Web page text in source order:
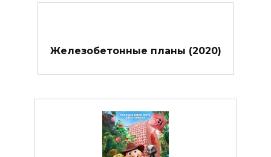
Железобетонные планы (2020)